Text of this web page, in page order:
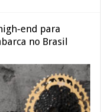
end para
no Brasil